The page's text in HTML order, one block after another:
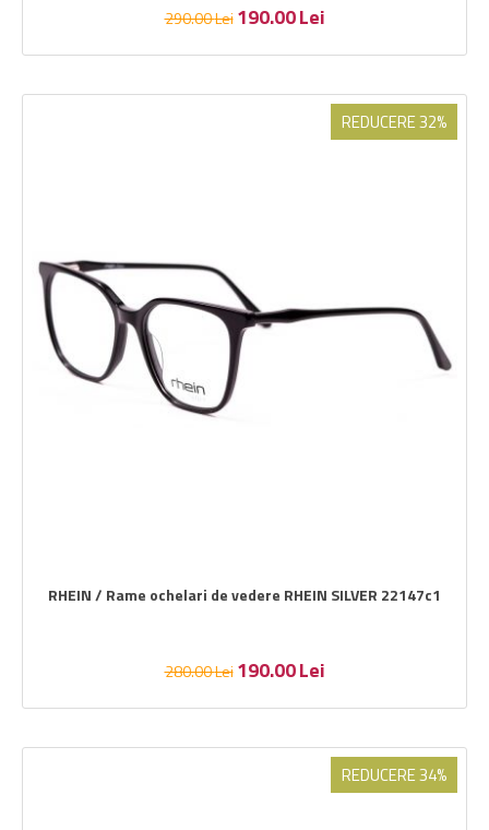
290.00Lei 190.00Lei
REDUCERE 32%
RHEIN / Rame ochelari de vedere RHEIN SILVER 22147c1
280.00Lei 190.00Lei
REDUCERE 34%